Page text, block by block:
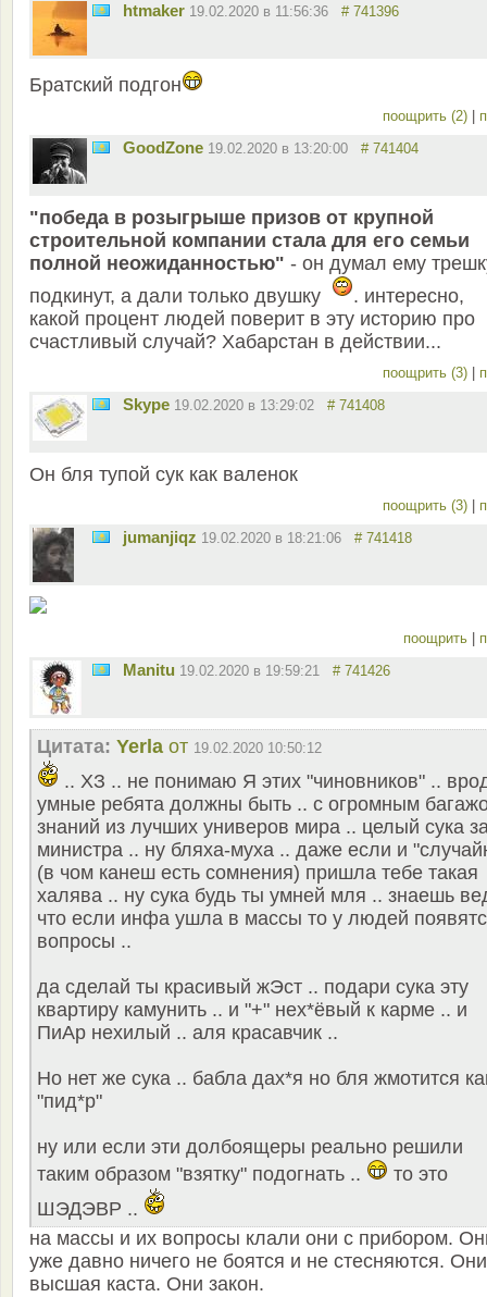
htmaker 19.02.2020 в 11:56:36 # 741396
Братский подгон
поощрить (2)
GoodZone 19.02.2020 в 13:20:00 # 741404
"победа в розыгрыше призов от крупной
строительной компании стала для его семьи
полной неожиданностью" - он думал ему
подкинут, а дали только двушку
. интересно,
какой процент людей поверит в эту историю про
счастливый случай? Хабарстан в действии...
поощрить (3)
Skype 19.02.2020 в 13:29:02 # 741408
Он бля тупой сук как валенок
поощрить (3)
jumanjiqz 19.02.2020 в 18:21:06 # 741418
поощрить
Manitu 19.02.2020 в 19:59:21 # 741426
Цитата: Yerla от 19.02.2020 10:50:12
.. ХЗ .. не понимаю Я этих "чиновников" ..
умные ребята должны быть .. с огромным
знаний из лучших универов мира .. целый сука
министра .. ну бляха-муха .. даже если и
(в чом канеш есть сомнения) пришла тебе такая
халява .. ну сука будь ты умней мля .. знаешь
что если инфа ушла в массы то у людей
вопросы ..
да сделай ты красивый жЭст .. подари сука эту
квартиру камунить .. и "+" нех*ёвый к карме .. и
ПиАр нехилый .. аля красавчик ..
Но нет же сука .. бабла дах*я но бля жмотится
"пид*р"
ну или если эти долбоящеры реально решили
таким образом "взятку" подогнать ..
то это
ШЭДЭВР ..
на массы и их вопросы клали они с прибором.
уже давно ничего не боятся и не стесняются. Они
высшая каста. Они закон.